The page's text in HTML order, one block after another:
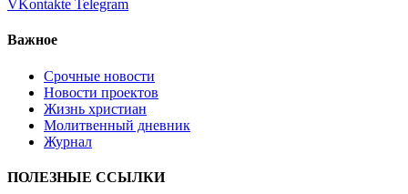
VKontakte Telegram
Важное
Срочные новости
Новости проектов
Жизнь христиан
Молитвенный дневник
Журнал
ПОЛЕЗНЫЕ ССЫЛКИ